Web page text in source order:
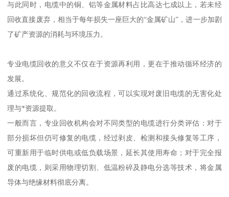
与此同时，电缆中的铜、铝等金属材料占比高达七成以上，若未经
回收直接废弃，相当于每年损失一座巨大的“金属矿山”，进一步加剧
了矿产资源的消耗与环境压力。
专业电缆回收的意义不仅在于资源再利用，更在于推动循环经济的
发展。
通过系统化、规范化的回收流程，可以实现对废旧电缆的无害化处
理与*资源提取。
一般而言，专业回收机构会对不同类型的电缆进行分类评估：对于
部分损坏但仍可修复的电缆，经过剥皮、检测和接头修复等工序，
可重新用于临时供电或低负载场景，延长其使用寿命；对于完全报
废的电缆，则采用物理切割、低温粉碎及静电分选等技术，将金属
导体与绝缘材料彻底分离。